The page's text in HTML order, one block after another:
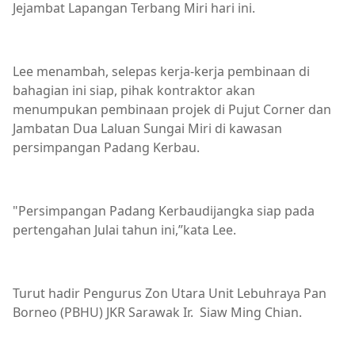
Jejambat Lapangan Terbang Miri hari ini.
Lee menambah, selepas kerja-kerja pembinaan di
bahagian ini siap, pihak kontraktor akan
menumpukan pembinaan projek di Pujut Corner dan
Jambatan Dua Laluan Sungai Miri di kawasan
persimpangan Padang Kerbau.
"Persimpangan Padang Kerbaudijangka siap pada
pertengahan Julai tahun ini,”kata Lee.
Turut hadir Pengurus Zon Utara Unit Lebuhraya Pan
Borneo (PBHU) JKR Sarawak Ir. Siaw Ming Chian.